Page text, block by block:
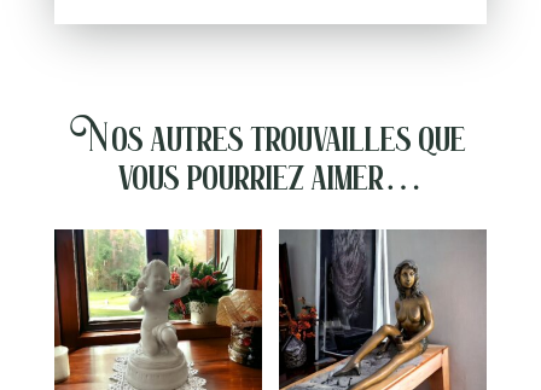
Nos autres trouvailles que
vous pourriez aimer…